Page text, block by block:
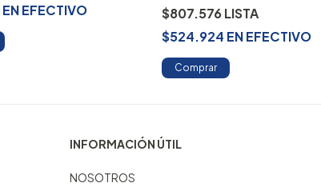
ENEFECTIVO
$807.576
$524.924 ENEFECTIVO
Comprar
INFORMACIÓN ÚTIL
NOSOTROS